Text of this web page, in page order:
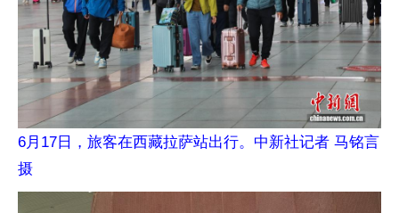
6月17日，旅客在西藏拉萨站出行。中新社记者 马铭言
摄